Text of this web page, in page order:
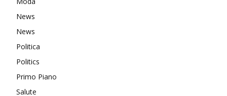
News
News
Politica
Politics
Primo Piano
Salute